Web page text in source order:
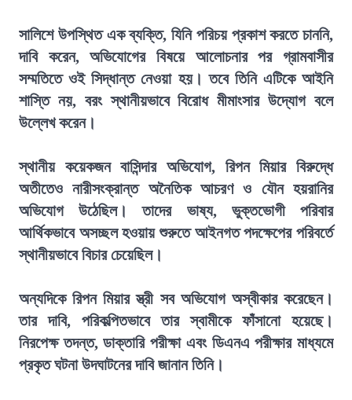
সালিশে উপস্থিত এক ব্যক্তি, যিনি পরিচয় প্রকাশ করতে চাননি,
দাবি করেন, অভিযোগের বিষয়ে আলোচনার পর গ্রামবাসীর
সম্মতিতে ওই সিদ্ধান্ত নেওয়া হয়। তবে তিনি এটিকে আইনি
শাস্তি নয়, বরং স্থানীয়ভাবে বিরোধ মীমাংসার উদ্যোগ বলে
উল্লেখ করেন।
স্থানীয় কয়েকজন বাসিন্দার অভিযোগ, রিপন মিয়ার বিরুদ্ধে
অতীতেও নারীসংক্রান্ত অনৈতিক আচরণ ও যৌন হয়রানির
অভিযোগ উঠেছিল। তাদের ভাষ্য, ভুক্তভোগী পরিবার
আর্থিকভাবে অসচ্ছল হওয়ায় শুরুতে আইনগত পদক্ষেপের পরিবর্তে
স্থানীয়ভাবে বিচার চেয়েছিল।
অন্যদিকে রিপন মিয়ার স্ত্রী সব অভিযোগ অস্বীকার করেছেন।
তার দাবি, পরিকল্পিতভাবে তার স্বামীকে ফাঁসানো হয়েছে।
নিরপেক্ষ তদন্ত, ডাক্তারি পরীক্ষা এবং ডিএনএ পরীক্ষার মাধ্যমে
প্রকৃত ঘটনা উদঘাটনের দাবি জানান তিনি।